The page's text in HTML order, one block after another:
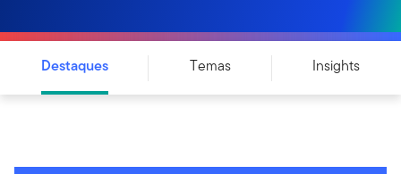
Destaques Temas Insights